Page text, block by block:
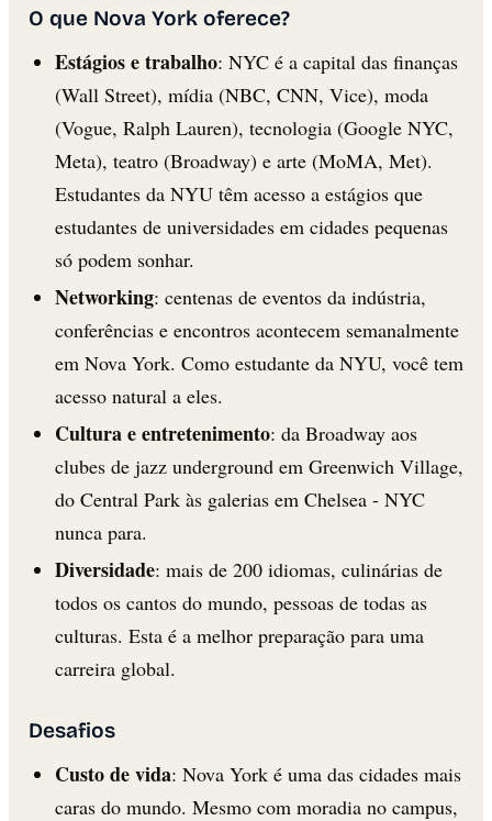
O que Nova York oferece?
Estágios e trabalho: NYC é a capital das finanças
(Wall Street), mídia (NBC, CNN, Vice), moda
(Vogue, Ralph Lauren), tecnologia (Google NYC,
Meta), teatro (Broadway) e arte (MoMA, Met).
Estudantes da NYU têm acesso a estágios que
estudantes de universidades em cidades pequenas
só podem sonhar.
Networking: centenas de eventos da indústria,
conferências e encontros acontecem semanalmente
em Nova York. Como estudante da NYU, você tem
acesso natural a eles.
Cultura e entretenimento: da Broadway aos
clubes de jazz underground em Greenwich Village,
do Central Park às galerias em Chelsea - NYC
nunca para.
Diversidade: mais de 200 idiomas, culinárias de
todos os cantos do mundo, pessoas de todas as
culturas. Esta é a melhor preparação para uma
carreira global.
Desafios
Custo de vida: Nova York é uma das cidades mais
caras do mundo. Mesmo com moradia no campus,